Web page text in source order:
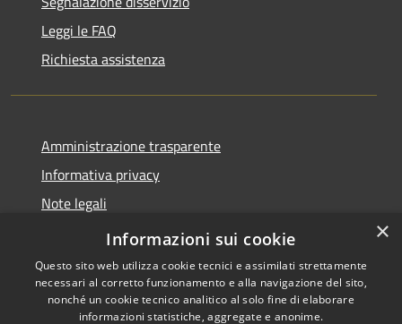
Leggi le FAQ
Richiesta assistenza
Amministrazione trasparente
Informativa privacy
Note legali
Dichiarazione di accessibilità
×
Informazioni sui cookie
Questo sito web utilizza cookie tecnici e assimilati strettamente
necessari al corretto funzionamento e alla navigazione del sito,
nonché un cookie tecnico analitico al solo fine di elaborare
informazioni statistiche, aggregate e anonime.